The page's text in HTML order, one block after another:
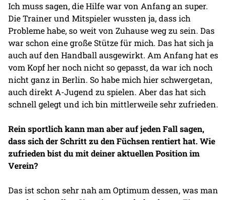
Ich muss sagen, die Hilfe war von Anfang an super.
Die Trainer und Mitspieler wussten ja, dass ich
Probleme habe, so weit von Zuhause weg zu sein. Das
war schon eine große Stütze für mich. Das hat sich ja
auch auf den Handball ausgewirkt. Am Anfang hat es
vom Kopf her noch nicht so gepasst, da war ich noch
nicht ganz in Berlin. So habe mich hier schwergetan,
auch direkt A-Jugend zu spielen. Aber das hat sich
schnell gelegt und ich bin mittlerweile sehr zufrieden.
Rein sportlich kann man aber auf jeden Fall sagen,
dass sich der Schritt zu den Füchsen rentiert hat. Wie
zufrieden bist du mit deiner aktuellen Position im
Verein?
Das ist schon sehr nah am Optimum dessen, was man